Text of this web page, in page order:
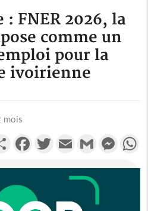
FNER 2026, la
comme un
pour la
ivoirienne
mois
PartagerFacebookTwitterEmail Gmail